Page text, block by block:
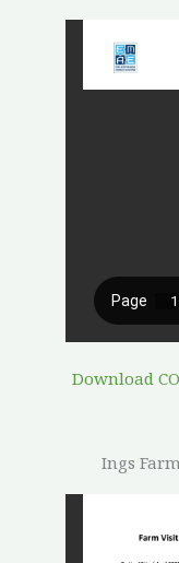
Download
Ings